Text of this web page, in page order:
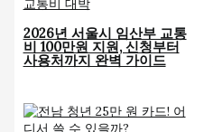
2026년 서울시 임산부 교통
비 100만원 지원, 신청부터
사용처까지 완벽 가이드